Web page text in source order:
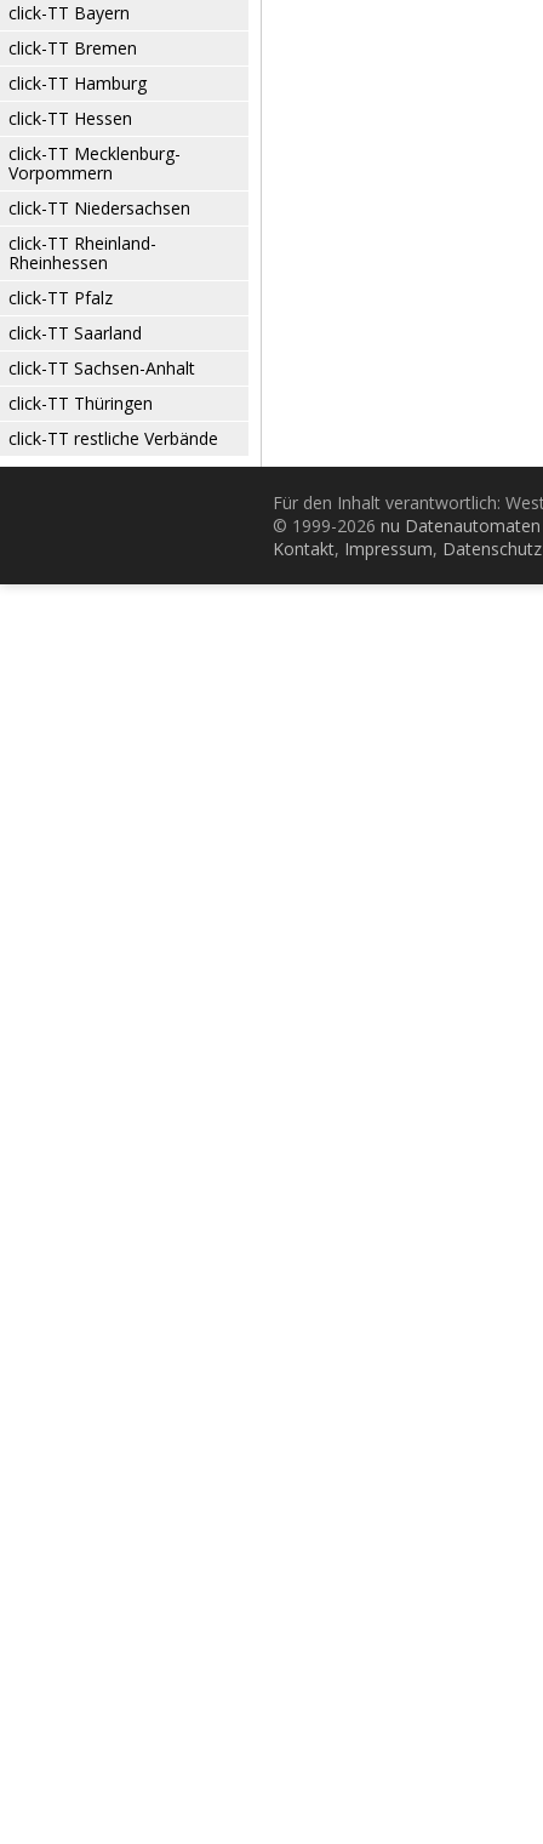
click-TT Bayern
click-TT Bremen
click-TT Hamburg
click-TT Hessen
click-TT Mecklenburg-
Vorpommern
click-TT Niedersachsen
click-TT Rheinland-
Rheinhessen
click-TT Pfalz
click-TT Saarland
click-TT Sachsen-Anhalt
click-TT Thüringen
click-TT restliche Verbände
Für den Inhalt verantwortlich:
© 1999-2026 nu
Kontakt, Impressum, Datenschutz